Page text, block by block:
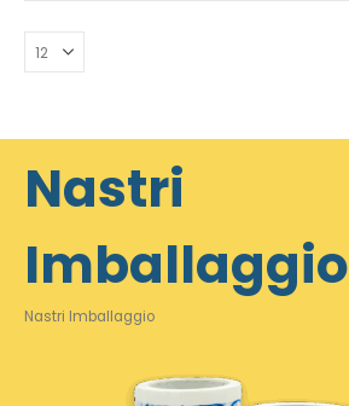
Nastri
Imballaggio
Nastri Imballaggio